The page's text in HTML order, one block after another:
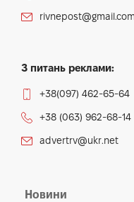
rivnepost@gmail.com
З питань реклами:
+38(097) 462-65-64
+38 (063) 962-68-14
advertrv@ukr.net
Новини